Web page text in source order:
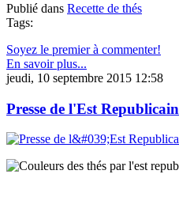
Publié dans Recette de thés
Tags:
Soyez le premier à commenter!
En savoir plus...
jeudi, 10 septembre 2015 12:58
Presse de l'Est Republicain